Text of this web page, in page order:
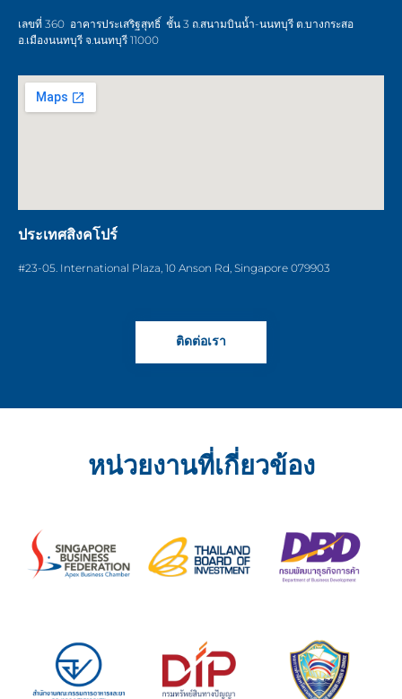
เลขที่ 360 อาคารประเสริฐสุทธิ์ ชั้น 3 ถ.สนามบินน้ำ-นนทบุรี ต.บางกระสอ
อ.เมืองนนทบุรี จ.นนทบุรี 11000
ประเทศสิงคโปร์
#23-05. International Plaza, 10 Anson Rd, Singapore 079903
ติดต่อเรา
หน่วยงานที่เกี่ยวข้อง